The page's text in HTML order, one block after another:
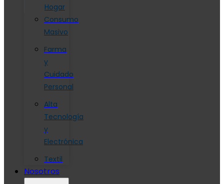
Hogar
Consumo
Masivo
Farma
y
Cuidado
Personal
Alta
Tecnología
y
Electrónica
Textil
Nosotros